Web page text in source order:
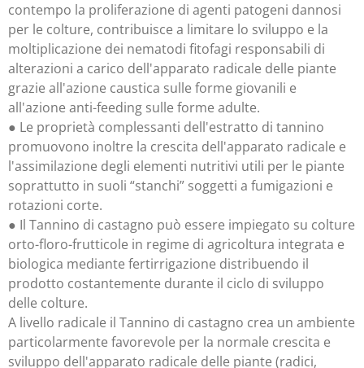
contempo la proliferazione di agenti patogeni dannosi
per le colture, contribuisce a limitare lo sviluppo e la
moltiplicazione dei nematodi fitofagi responsabili di
alterazioni a carico dell'apparato radicale delle piante
grazie all'azione caustica sulle forme giovanili e
all'azione anti-feeding sulle forme adulte.
● Le proprietà complessanti dell'estratto di tannino
promuovono inoltre la crescita dell'apparato radicale e
l'assimilazione degli elementi nutritivi utili per le piante
soprattutto in suoli “stanchi” soggetti a fumigazioni e
rotazioni corte.
● Il Tannino di castagno può essere impiegato su colture
orto-floro-frutticole in regime di agricoltura integrata e
biologica mediante fertirrigazione distribuendo il
prodotto costantemente durante il ciclo di sviluppo
delle colture.
A livello radicale il Tannino di castagno crea un ambiente
particolarmente favorevole per la normale crescita e
sviluppo dell'apparato radicale delle piante (radici,